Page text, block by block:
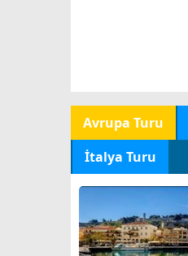
İtalya Turu